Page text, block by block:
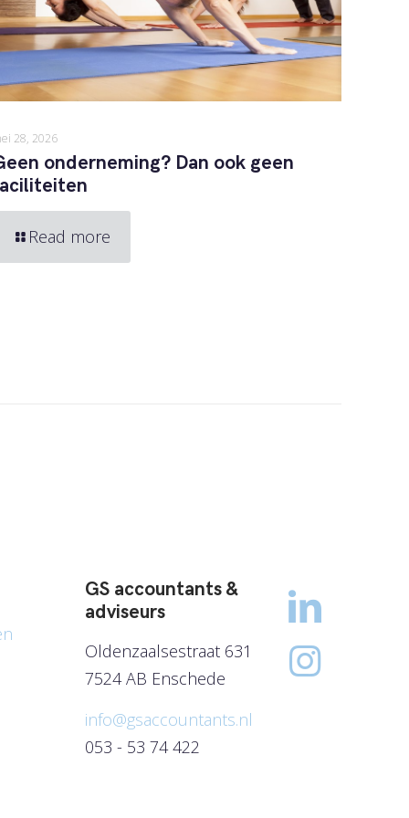
28, 2026
onderneming? Dan ook geen
Read more
GS accountants &
adviseurs
Oldenzaalsestraat 631
7524 AB Enschede
info@gsaccountants.nl
053 - 53 74 422